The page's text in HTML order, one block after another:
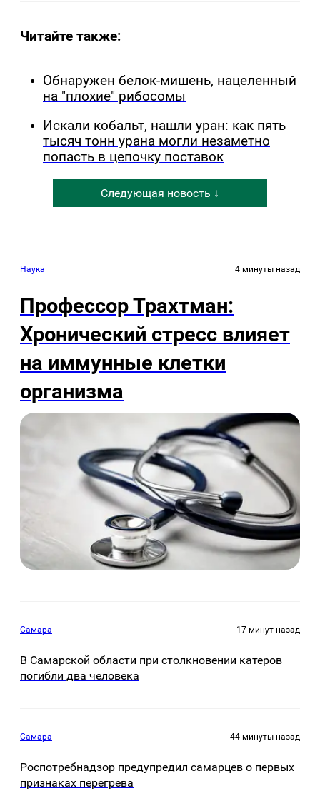
Читайте также:
Обнаружен белок-мишень, нацеленный
на "плохие" рибосомы
Искали кобальт, нашли уран: как пять
тысяч тонн урана могли незаметно
попасть в цепочку поставок
Следующая новость ↓
Наука 4 минуты назад
Профессор Трахтман:
Хронический стресс влияет
на иммунные клетки
организма
Самара 17 минут назад
В Самарской области при столкновении катеров
погибли два человека
Самара 44 минуты назад
Роспотребнадзор предупредил самарцев о первых
признаках перегрева